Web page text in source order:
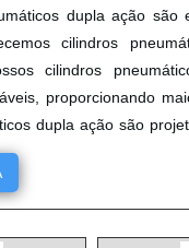
dupla ação são
cilindros
cilindros
proporcionando
dupla ação são
de adquirir os